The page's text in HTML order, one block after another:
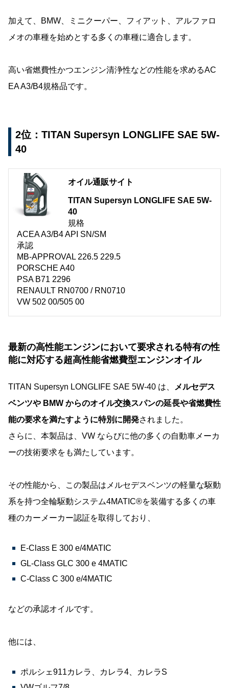
加えて、BMW、ミニクーパー、フィアット、アルファロ
メオの車種を始めとする多くの車種に適合します。
高い省燃費性かつエンジン清浄性などの性能を求めるAC
EA A3/B4規格品です。
2位：TITAN Supersyn LONGLIFE SAE 5W-
40
オイル通販サイト
TITAN Supersyn LONGLIFE SAE 5W-
40
規格
ACEA A3/B4 API SN/SM
承認
MB-APPROVAL 226.5 229.5
PORSCHE A40
PSA B71 2296
RENAULT RN0700 / RN0710
VW 502 00/505 00
最新の高性能エンジンにおいて要求される特有の性
能に対応する超高性能省燃費型エンジンオイル
TITAN Supersyn LONGLIFE SAE 5W-40 は、
メルセデス
ベンツや BMW からのオイル交換スパンの延長や省燃費性
能の要求を満たすように特別に開発されました。
さらに、本製品は、VW ならびに他の多くの自動車メーカ
ーの技術要求をも満たしています。
その性能から、この製品はメルセデスベンツの軽量な駆動
系を持つ全輪駆動システム4MATIC®を装備する多くの車
種のカーメーカー認証を取得しており、
E-Class E 300 e/4MATIC
GL-Class GLC 300 e 4MATIC
C-Class C 300 e/4MATIC
などの承認オイルです。
他には、
ポルシェ911カレラ、カレラ4、カレラS